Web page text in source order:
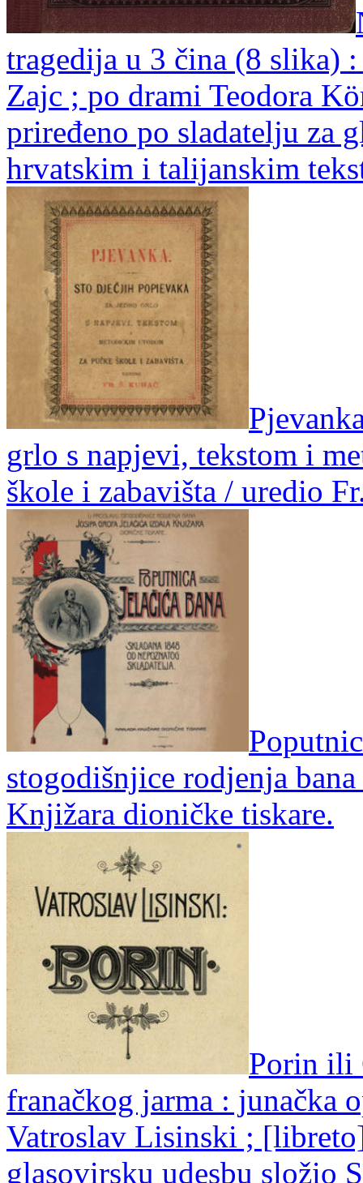
tragedija u 3 čina (8 slika)
Zajc ; po drami Teodora
priređeno po sladatelju za
hrvatskim i talijanskim
grlo s napjevi, tekstom i
škole i zabavišta / uredio
stogodišnjice rodjenja
Knjižara dioničke tiskare.
Porin ili
franačkog jarma : junačka
Vatroslav Lisinski ;
glasovirsku udesbu složio